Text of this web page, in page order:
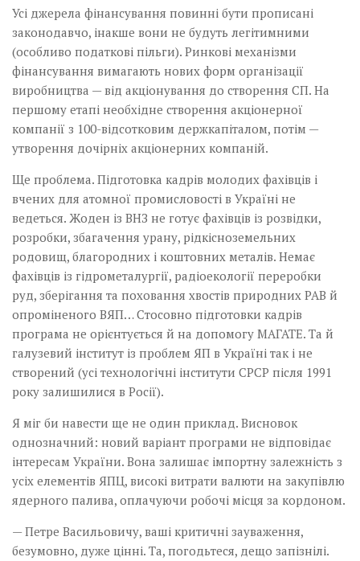
Усі джерела фінансування повинні бути прописані
законодавчо, інакше вони не будуть легітимними
(особливо податкові пільги). Ринкові механізми
фінансування вимагають нових форм організації
виробництва — від акціонування до створення СП. На
першому етапі необхідне створення акціонерної
компанії з 100-відсотковим держкапіталом, потім —
утворення дочірніх акціонерних компаній.
Ще проблема. Підготовка кадрів молодих фахівців і
вчених для атомної промисловості в Україні не
ведеться. Жоден із ВНЗ не готує фахівців із розвідки,
розробки, збагачення урану, рідкісноземельних
родовищ, благородних і коштовних металів. Немає
фахівців із гідрометалургії, радіоекології переробки
руд, зберігання та поховання хвостів природних РАВ й
опроміненого ВЯП… Стосовно підготовки кадрів
програма не орієнтується й на допомогу МАГАТЕ. Та й
галузевий інститут із проблем ЯП в Україні так і не
створений (усі технологічні інститути СРСР після 1991
року залишилися в Росії).
Я міг би навести ще не один приклад. Висновок
однозначний: новий варіант програми не відповідає
інтересам України. Вона залишає імпортну залежність з
усіх елементів ЯПЦ, високі витрати валюти на закупівлю
ядерного палива, оплачуючи робочі місця за кордоном.
— Петре Васильовичу, ваші критичні зауваження,
безумовно, дуже цінні. Та, погодьтеся, дещо запізнілі.